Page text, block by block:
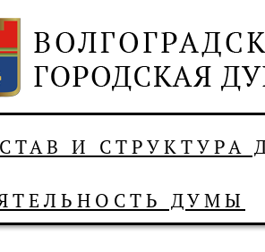
И СТРУКТУРА
ДУМЫ